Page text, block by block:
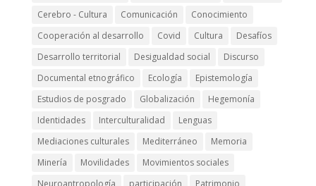
Cerebro - Cultura
Comunicación
Conocimiento
Cooperación al desarrollo
Covid Cultura
Desafíos
Desarrollo territorial
Desigualdad social
Discurso
Documental etnográfico
Ecología
Epistemología
Estudios de posgrado
Globalización
Hegemonía
Identidades
Interculturalidad
Lenguas
Mediaciones culturales
Mediterráneo
Memoria
Minería
Movilidades
Movimientos sociales
Neuroantropología
participación Patrimonio